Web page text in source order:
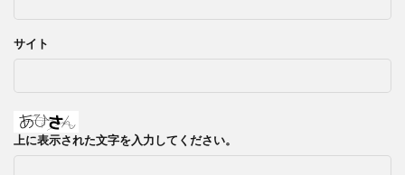
サイト
上に表示された文字を入力してください。